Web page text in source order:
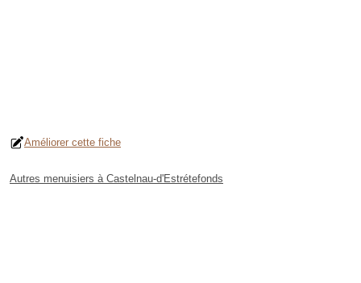
Améliorer cette fiche
Autres menuisiers à Castelnau-d'Estrétefonds